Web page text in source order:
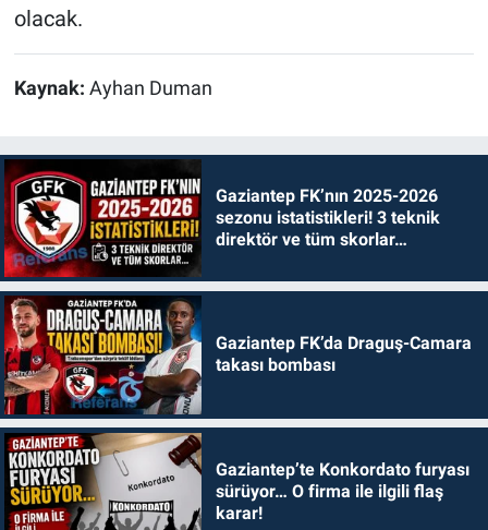
olacak.
Kaynak: Ayhan Duman
Gaziantep FK’nın 2025-2026
sezonu istatistikleri! 3 teknik
direktör ve tüm skorlar…
Gaziantep FK’da Draguş-Camara
takası bombası
Gaziantep’te Konkordato furyası
sürüyor… O firma ile ilgili flaş
karar!